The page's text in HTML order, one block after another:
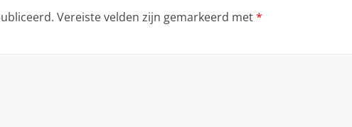
Vereiste velden zijn gemarkeerd met*